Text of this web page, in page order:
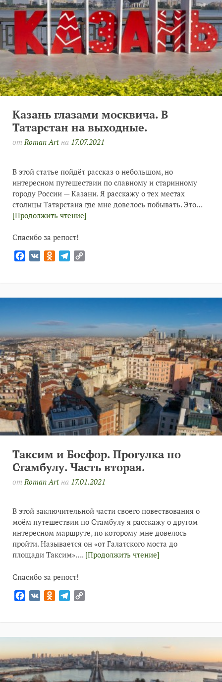
Казань глазами москвича. В
Татарстан на выходные.
отRoman Artна 17.07.2021
В этой статье пойдёт рассказ о небольшом, но
интересном путешествии по славному и старинному
городу России — Казани. Я расскажу о тех местах
столицы Татарстана где мне довелось побывать. Это…
[Продолжить чтение]
Спасибо за репост!
Facebook
VK Odnoklassniki
Telegram
Таксим и Босфор. Прогулка по
Стамбулу. Часть вторая.
от Roman Artна 17.01.2021
В этой заключительной части своего повествования о
моём путешествии по Стамбулу я расскажу о другом
интересном маршруте, по которому мне довелось
пройти. Называется он «от Галатского моста до
площади Таксим»…. [Продолжить чтение]
Спасибо за репост!
Facebook
VK Odnoklassniki
Telegram